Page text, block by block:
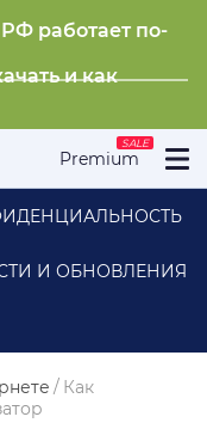
работает по-
и как
Premium
SALE
И ОБНОВЛЕНИЯ
/ Как